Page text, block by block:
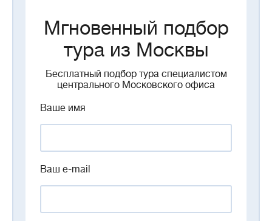
Мгновенный подбор
тура из Москвы
Бесплатный подбор тура специалистом
центрального Московского офиса
Ваше имя
Ваш e-mail